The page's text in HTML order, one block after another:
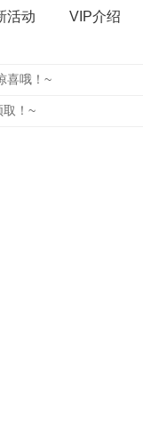
活动 VIP介绍
喜哦！~
取！~